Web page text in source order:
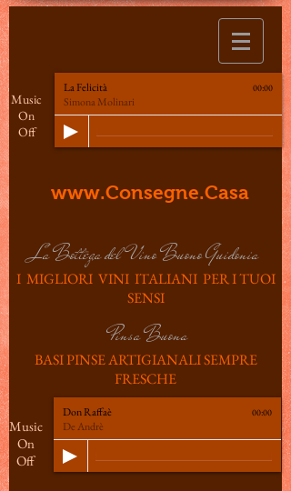
Music
On
Off
La Felicità
Simona Molinari
00:00
www.Consegne.Casa
La Bottega del Vino Buono Guidonia
I MIGLIORI VINI ITALIANI PER I TUOI
SENSI
Pinsa Buona
BASI PINSE ARTIGIANALI SEMPRE
FRESCHE
Music
On
Off
Don Raffaè
De Andrè
00:00